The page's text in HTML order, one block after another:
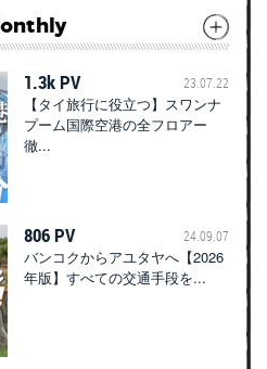
1.3k PV 23.07.22
【タイ旅行に役立つ】スワンナ
プーム国際空港の全フロアー
徹...
806 PV 24.09.07
バンコクからアユタヤへ【2026
年版】すべての交通手段を...